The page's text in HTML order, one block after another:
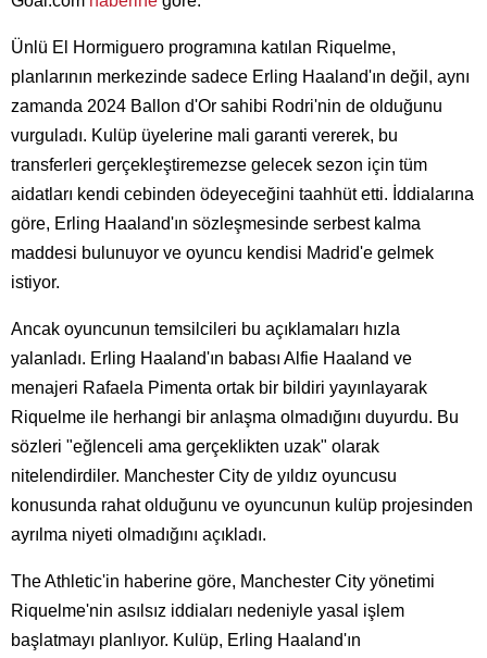
Ünlü El Hormiguero programına katılan Riquelme,
planlarının merkezinde sadece Erling Haaland'ın değil, aynı
zamanda 2024 Ballon d'Or sahibi Rodri'nin de olduğunu
vurguladı. Kulüp üyelerine mali garanti vererek, bu
transferleri gerçekleştiremezse gelecek sezon için tüm
aidatları kendi cebinden ödeyeceğini taahhüt etti. İddialarına
göre, Erling Haaland'ın sözleşmesinde serbest kalma
maddesi bulunuyor ve oyuncu kendisi Madrid'e gelmek
istiyor.
Ancak oyuncunun temsilcileri bu açıklamaları hızla
yalanladı. Erling Haaland'ın babası Alfie Haaland ve
menajeri Rafaela Pimenta ortak bir bildiri yayınlayarak
Riquelme ile herhangi bir anlaşma olmadığını duyurdu. Bu
sözleri "eğlenceli ama gerçeklikten uzak" olarak
nitelendirdiler. Manchester City de yıldız oyuncusu
konusunda rahat olduğunu ve oyuncunun kulüp projesinden
ayrılma niyeti olmadığını açıkladı.
The Athletic'in haberine göre, Manchester City yönetimi
Riquelme'nin asılsız iddiaları nedeniyle yasal işlem
başlatmayı planlıyor. Kulüp, Erling Haaland'ın